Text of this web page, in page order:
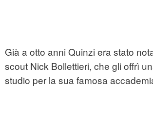
Già a otto anni Quinzi era stato
scout Nick Bollettieri, che gli offrì
studio per la sua famosa